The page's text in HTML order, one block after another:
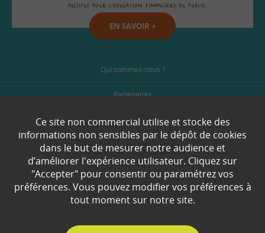
EN SAVOIR +
Qui sommes-nous ?
Partenaires
Espace Presse
Plan du site
Contact
Mentions légales
Ce site non commercial utilise et stocke des
informations non sensibles par le dépôt de cookies
dans le but de mesurer notre audience et
d’améliorer l'expérience utilisateur. Cliquez sur
"Accepter" pour consentir ou paramétrez vos
préférences. Vous pouvez modifier vos préférences à
tout moment sur notre site.